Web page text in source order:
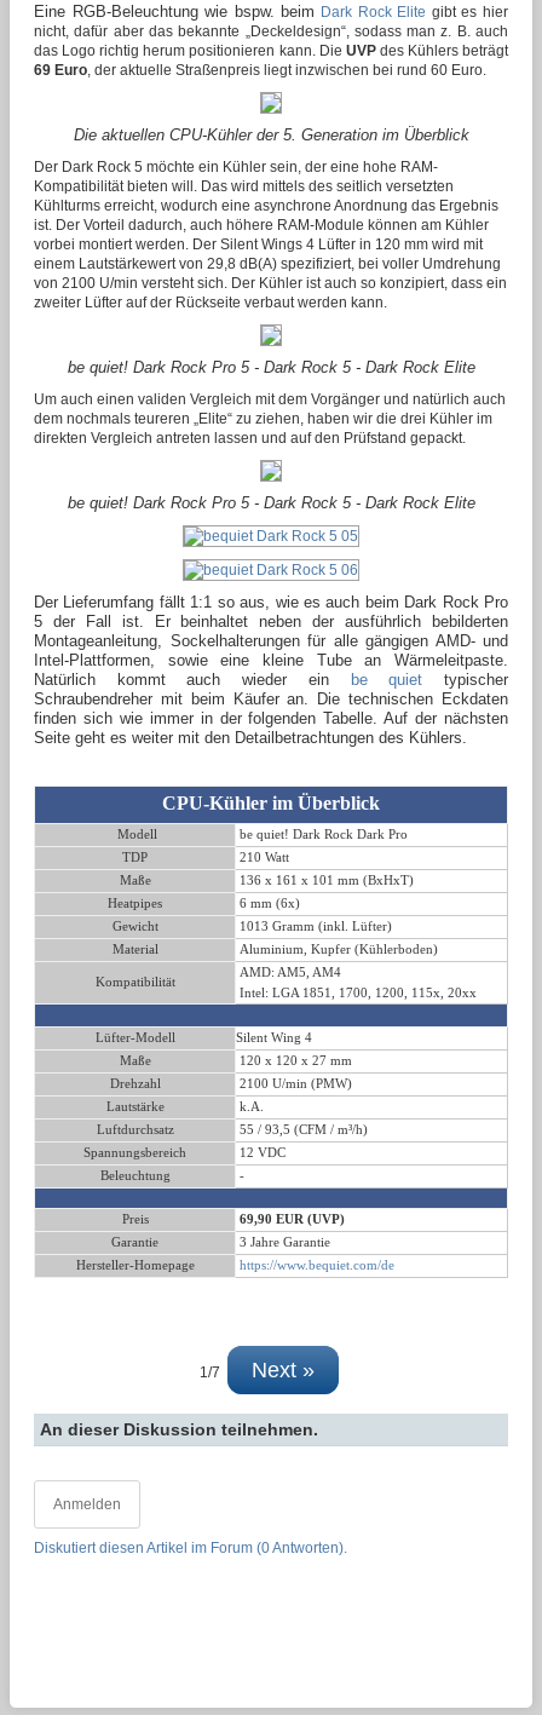
Eine RGB-Beleuchtung wie bspw. beim Dark Rock Elite gibt es hier
nicht, dafür aber das bekannte „Deckeldesign“, sodass man z. B. auch
das Logo richtig herum positionieren kann. Die UVPdes Kühlers beträgt
69 Euro , der aktuelle Straßenpreis liegt inzwischen bei rund 60 Euro.
Die aktuellen CPU-Kühler der 5. Generation im Überblick
Der Dark Rock 5 möchte ein Kühler sein, der eine hohe RAM-
Kompatibilität bieten will. Das wird mittels des seitlich versetzten
Kühlturms erreicht, wodurch eine asynchrone Anordnung das Ergebnis
ist. Der Vorteil dadurch, auch höhere RAM-Module können am Kühler
vorbei montiert werden. Der Silent Wings 4 Lüfter in 120 mm wird mit
einem Lautstärkewert von 29,8 dB(A) spezifiziert, bei voller Umdrehung
von 2100 U/min versteht sich. Der Kühler ist auch so konzipiert, dass ein
zweiter Lüfter auf der Rückseite verbaut werden kann.
be quiet! Dark Rock Pro 5 - Dark Rock 5 - Dark Rock Elite
Um auch einen validen Vergleich mit dem Vorgänger und natürlich auch
dem nochmals teureren „Elite“ zu ziehen, haben wir die drei Kühler im
direkten Vergleich antreten lassen und auf den Prüfstand gepackt.
be quiet! Dark Rock Pro 5 - Dark Rock 5 - Dark Rock Elite
Der Lieferumfang fällt 1:1 so aus, wie es auch beim Dark Rock Pro
5 der Fall ist. Er beinhaltet neben der ausführlich bebilderten
Montageanleitung, Sockelhalterungen für alle gängigen AMD- und
Intel-Plattformen, sowie eine kleine Tube an Wärmeleitpaste.
Natürlich kommt auch wieder ein be quiet typischer
Schraubendreher mit beim Käufer an. Die technischen Eckdaten
finden sich wie immer in der folgenden Tabelle. Auf der nächsten
Seite geht es weiter mit den Detailbetrachtungen des Kühlers.
CPU-Kühler im Überblick
Modell
be quiet! Dark Rock Dark Pro
TDP
210 Watt
Maße
136 x 161 x 101 mm (BxHxT)
Heatpipes
6 mm (6x)
Gewicht
1013 Gramm (inkl. Lüfter)
Material
Aluminium, Kupfer (Kühlerboden)
Kompatibilität
AMD: AM5, AM4
Intel: LGA 1851, 1700, 1200, 115x, 20xx
Lüfter-Modell
Silent Wing 4
Maße
120 x 120 x 27 mm
Drehzahl
2100 U/min (PMW)
Lautstärke
k.A.
Luftdurchsatz
55 / 93,5 (CFM / m³/h)
Spannungsbereich
12 VDC
Beleuchtung
-
Preis
69,90 EUR (UVP)
Garantie
3 Jahre Garantie
Hersteller-Homepage
https://www.bequiet.com/de
1/7 Next »
An dieser Diskussion teilnehmen.
Anmelden
Diskutiert diesen Artikel im Forum (0 Antworten).